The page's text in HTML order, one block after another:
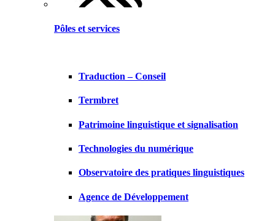
Pôles et services
Traduction – Conseil
Termbret
Patrimoine linguistique et signalisation
Technologies du numérique
Observatoire des pratiques linguistiques
Agence de Développement